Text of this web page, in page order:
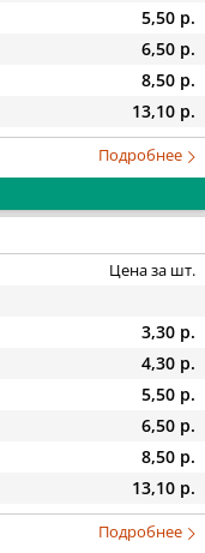
5,50 р.
6,50 р.
8,50 р.
13,10 р.
Подробнее
Цена за шт.
3,30 р.
4,30 р.
5,50 р.
6,50 р.
8,50 р.
13,10 р.
Подробнее